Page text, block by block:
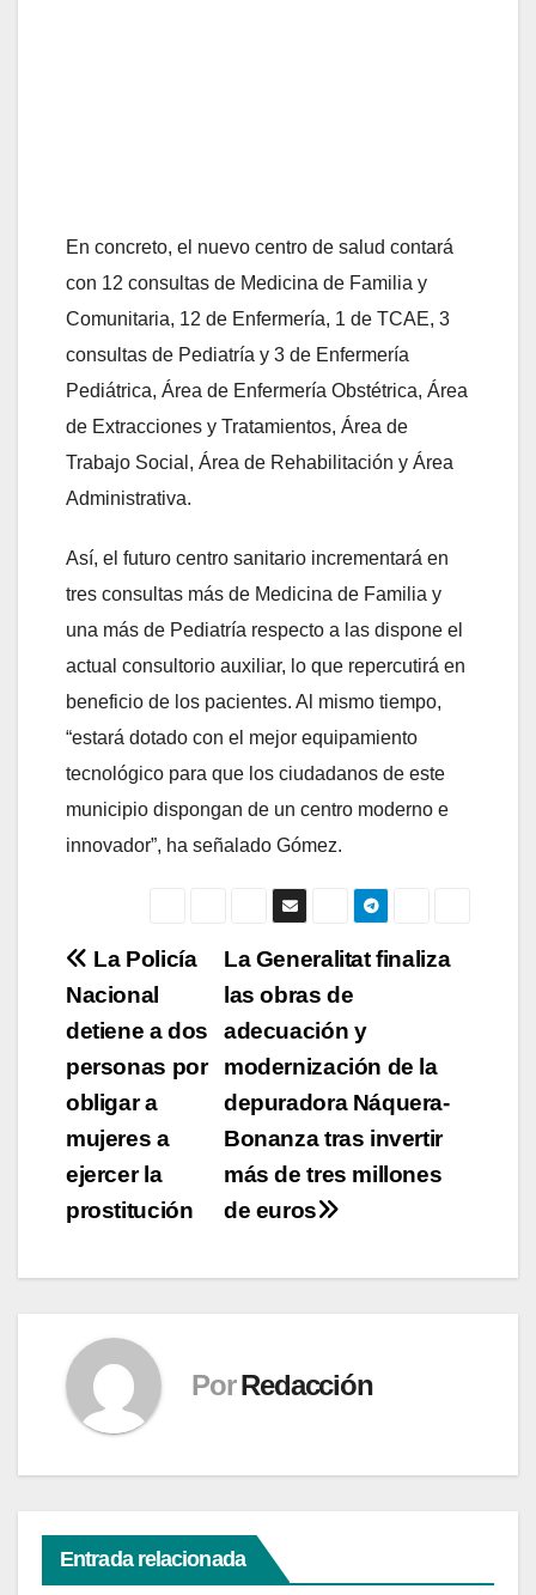
En concreto, el nuevo centro de salud contará
con 12 consultas de Medicina de Familia y
Comunitaria, 12 de Enfermería, 1 de TCAE, 3
consultas de Pediatría y 3 de Enfermería
Pediátrica, Área de Enfermería Obstétrica, Área
de Extracciones y Tratamientos, Área de
Trabajo Social, Área de Rehabilitación y Área
Administrativa.
Así, el futuro centro sanitario incrementará en
tres consultas más de Medicina de Familia y
una más de Pediatría respecto a las dispone el
actual consultorio auxiliar, lo que repercutirá en
beneficio de los pacientes. Al mismo tiempo,
“estará dotado con el mejor equipamiento
tecnológico para que los ciudadanos de este
municipio dispongan de un centro moderno e
innovador”, ha señalado Gómez.
Navegación
de
entradas
La Generalitat finaliza
las obras de
adecuación y
modernización de la
depuradora Náquera-
Bonanza tras invertir
más de tres millones
de euros
La Policía
Nacional
detiene a dos
personas por
obligar a
mujeres a
ejercer la
prostitución
Por Redacción
Entrada relacionada